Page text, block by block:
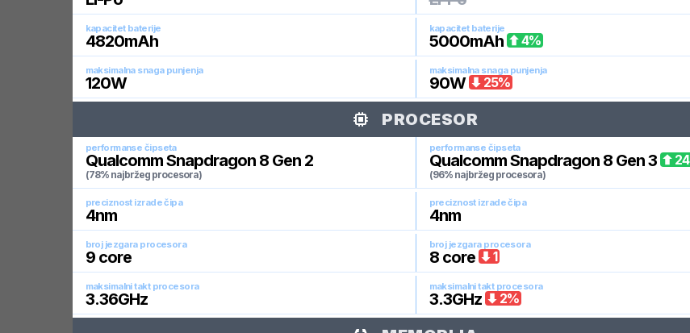
kapacitet baterije
4820mAh
kapacitet baterije
5000mAh 4%
maksimalna snaga punjenja
120W
maksimalna snaga punjenja
90W 25%
PROCESOR
performanse čipseta
Qualcomm Snapdragon 8 Gen 2
(78% najbržeg procesora)
performanse čipseta
Qualcomm Snapdragon 8 Gen 3
(96% najbržeg procesora)
24
preciznost izrade čipa
4nm
preciznost izrade čipa
4nm
broj jezgara procesora
9core
broj jezgara procesora
8core 1
maksimalni takt procesora
3.36GHz
maksimalni takt procesora
3.3GHz 2%